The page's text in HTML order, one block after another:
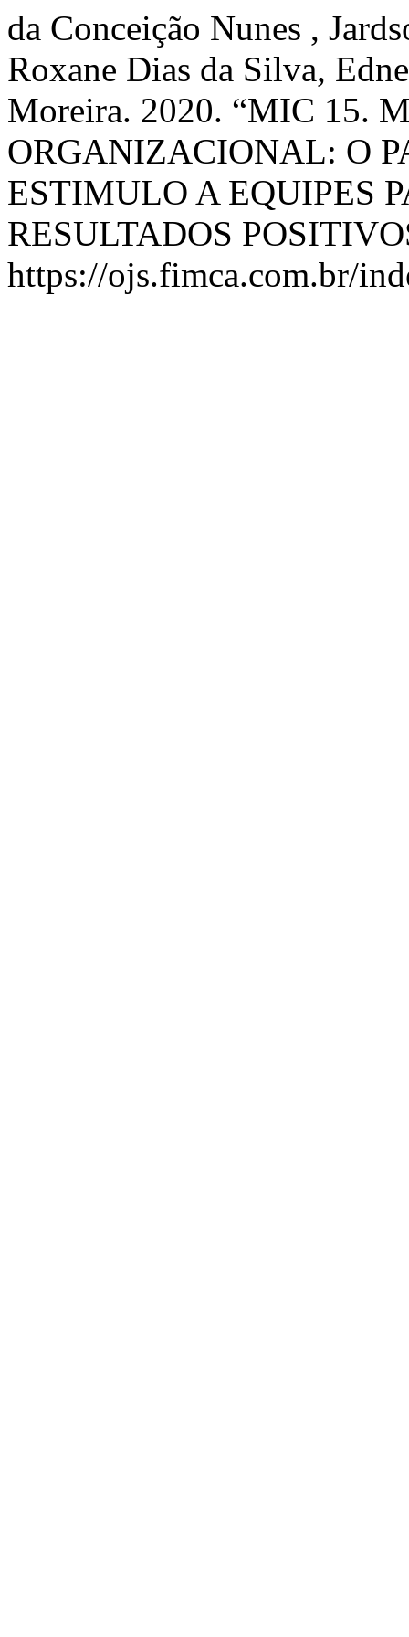
da Conceição Nunes ,
Roxane Dias da Silva,
Moreira. 2020. “MIC 15.
ORGANIZACIONAL: O
ESTIMULO A EQUIPES
RESULTADOS
https://ojs.fimca.com.br/